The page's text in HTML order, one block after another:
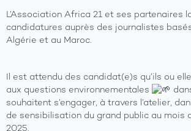
L’Association Africa 21 et ses partenaires
candidatures auprès des journalistes
Algérie et au Maroc.
Il est attendu des candidat(e)s qu’ils ou
aux questions environnementales
souhaitent s’engager, à travers l’atelier,
de sensibilisation du grand public au mois
2025.